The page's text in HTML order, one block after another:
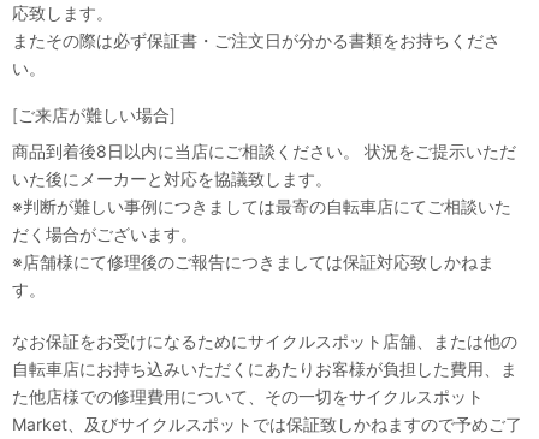
応致します。
またその際は必ず保証書・ご注文日が分かる書類をお持ちくださ
い。
[ご来店が難しい場合]
商品到着後8日以内に当店にご相談ください。 状況をご提示いただ
いた後にメーカーと対応を協議致します。
※判断が難しい事例につきましては最寄の自転車店にてご相談いた
だく場合がございます。
※店舗様にて修理後のご報告につきましては保証対応致しかねま
す。
なお保証をお受けになるためにサイクルスポット店舗、または他の
自転車店にお持ち込みいただくにあたりお客様が負担した費用、ま
た他店様での修理費用について、その一切をサイクルスポット
Market、及びサイクルスポットでは保証致しかねますので予めご了